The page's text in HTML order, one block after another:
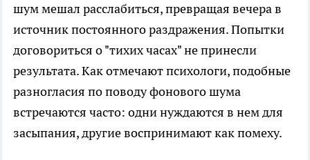
шум мешал расслабиться, превращая вечера в
источник постоянного раздражения. Попытки
договориться о "тихих часах" не принесли
результата. Как отмечают психологи, подобные
разногласия по поводу фонового шума
встречаются часто: одни нуждаются в нем для
засыпания, другие воспринимают как помеху.